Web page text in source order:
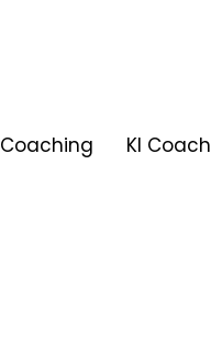
Coaching KI Coach